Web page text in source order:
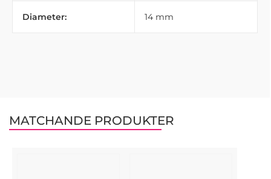
Diameter: 14 mm
MATCHANDE PRODUKTER